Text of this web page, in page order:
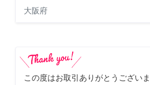
大阪府
この度はお取引ありがとうござい